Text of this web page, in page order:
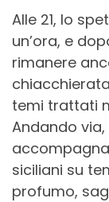
Alle 21, lo
un’ora, e
rimanere
temi trattati
Andando
siciliani su
profumo,